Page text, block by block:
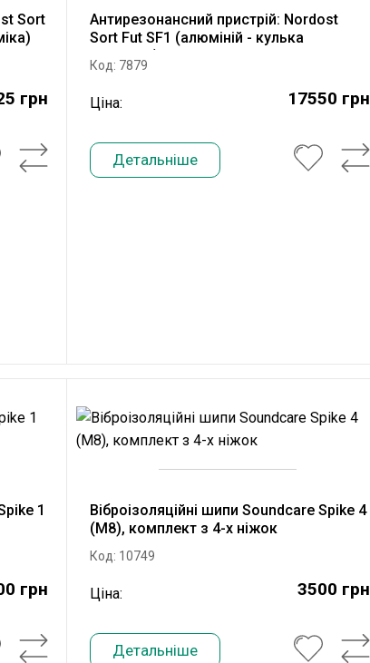
Sort
грн
Антирезонансний пристрій: Nordost
Sort Fut SF1 (алюміній - кулька
кераміка)
Код: 7879
Ціна: 17550 грн
Детальніше
1
грн
Віброізоляційні шипи Soundcare Spike 4
(М8), комплект з 4-х ніжок
Код: 10749
Ціна: 3500 грн
Детальніше